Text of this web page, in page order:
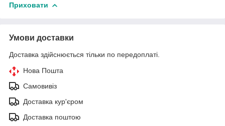
Приховати
Умови доставки
Доставка здійснюється тільки по передоплаті.
Нова Пошта
Самовивіз
Доставка кур'єром
Доставка поштою